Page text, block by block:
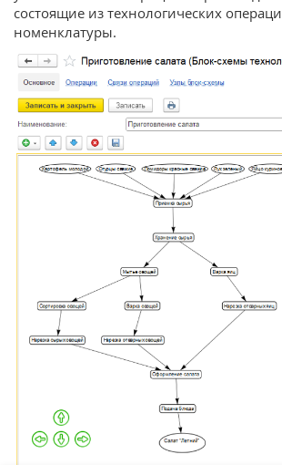
состоящие из технологических
номенклатуры.